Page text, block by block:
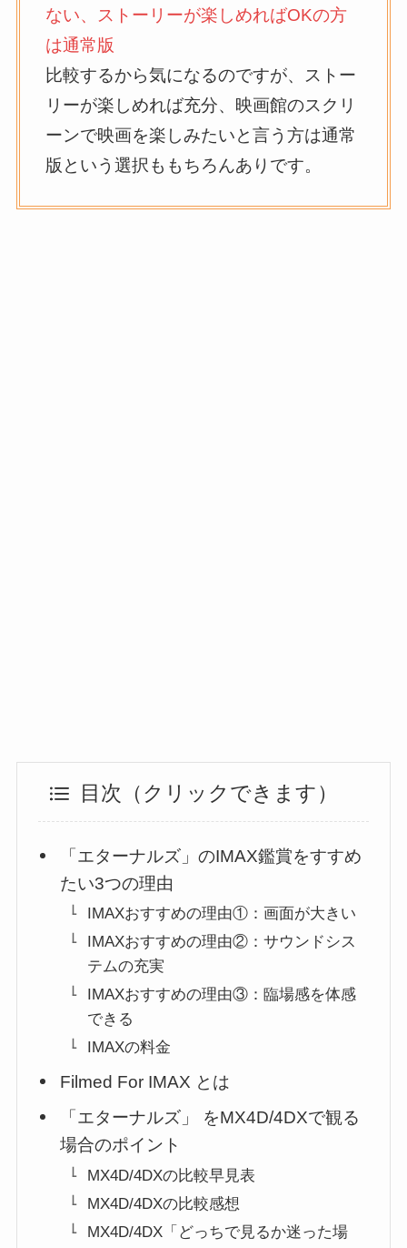
ない、ストーリーが楽しめればOKの方
は通常版
比較するから気になるのですが、ストー
リーが楽しめれば充分、映画館のスクリ
ーンで映画を楽しみたいと言う方は通常
版という選択ももちろんありです。
目次（クリックできます）
「エターナルズ」のIMAX鑑賞をすすめ
たい3つの理由
IMAXおすすめの理由①：画面が大きい
IMAXおすすめの理由②：サウンドシス
テムの充実
IMAXおすすめの理由③：臨場感を体感
できる
IMAXの料金
Filmed For IMAX とは
「エターナルズ」 をMX4D/4DXで観る
場合のポイント
MX4D/4DXの比較早見表
MX4D/4DXの比較感想
MX4D/4DX「どっちで見るか迷った場